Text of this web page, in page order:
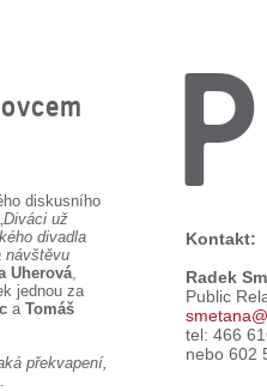
diskusního
„Diváci už
divadla
návštěvu
Uherová,
jednou za
a Tomáš
překvapení,
Kontakt:
Radek
Public
tel: 466
nebo 602